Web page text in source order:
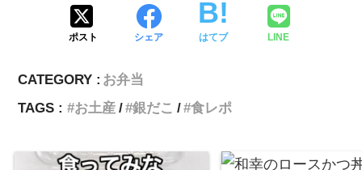
ポスト シェア はてブ LINE
CATEGORY : お弁当
TAGS :
お土産 銀だこ 食レポ